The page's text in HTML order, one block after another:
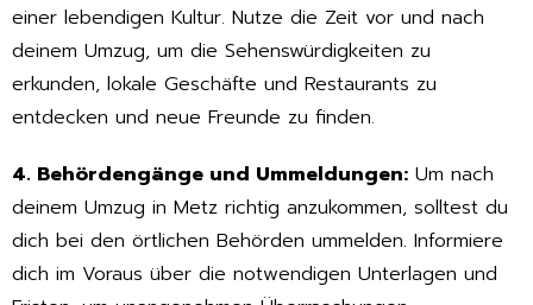
einer lebendigen Kultur. Nutze die Zeit vor und nach
deinem Umzug, um die Sehenswürdigkeiten zu
erkunden, lokale Geschäfte und Restaurants zu
entdecken und neue Freunde zu finden.
4. Behördengänge und Ummeldungen: Um nach
deinem Umzug in Metz richtig anzukommen, solltest du
dich bei den örtlichen Behörden ummelden. Informiere
dich im Voraus über die notwendigen Unterlagen und